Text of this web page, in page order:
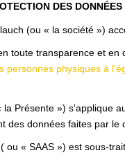
DES DONNÉES
(ou « la société »)
toute transparence et
physiques à
Présente ») s'applique
données faites par le
« SAAS ») est sous-